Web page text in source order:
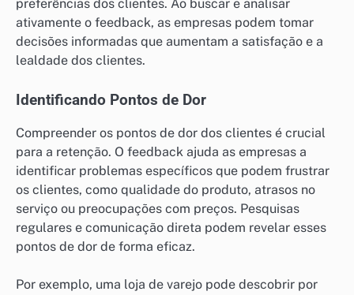
preferências dos clientes. Ao buscar e analisar
ativamente o feedback, as empresas podem tomar
decisões informadas que aumentam a satisfação e a
lealdade dos clientes.
Identificando Pontos de Dor
Compreender os pontos de dor dos clientes é crucial
para a retenção. O feedback ajuda as empresas a
identificar problemas específicos que podem frustrar
os clientes, como qualidade do produto, atrasos no
serviço ou preocupações com preços. Pesquisas
regulares e comunicação direta podem revelar esses
pontos de dor de forma eficaz.
Por exemplo, uma loja de varejo pode descobrir por